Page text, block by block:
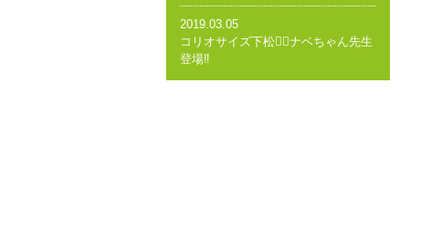
2019.03.05
コリオサイズ下松🤸‍♂️ナベちゃん先生
登場‼️